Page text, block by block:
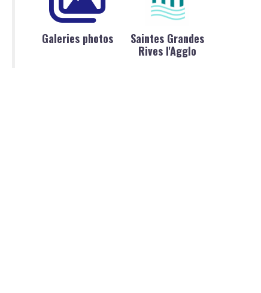
Galeries photos
Saintes Grandes
Rives l'Agglo